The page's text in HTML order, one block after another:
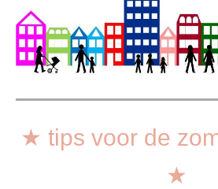
★ tips voor de
★